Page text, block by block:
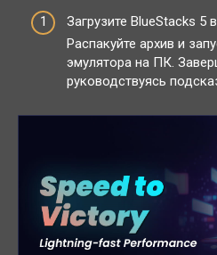
Загрузите BlueStacks 5
Распакуйте архив и
эмулятора на ПК.
руководствуясь